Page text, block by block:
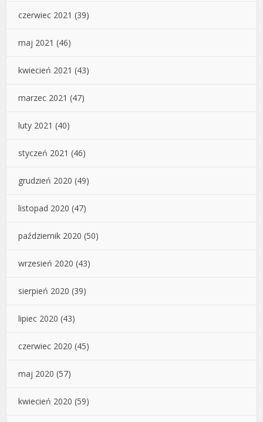
czerwiec 2021 (39)
maj 2021 (46)
kwiecień 2021 (43)
marzec 2021 (47)
luty 2021 (40)
styczeń 2021 (46)
grudzień 2020 (49)
listopad 2020 (47)
październik 2020 (50)
wrzesień 2020 (43)
sierpień 2020 (39)
lipiec 2020 (43)
czerwiec 2020 (45)
maj 2020 (57)
kwiecień 2020 (59)